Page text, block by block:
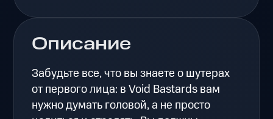
Описание
Забудьте все, что вы знаете о шутерах
от первого лица: в Void Bastards вам
нужно думать головой, а не просто